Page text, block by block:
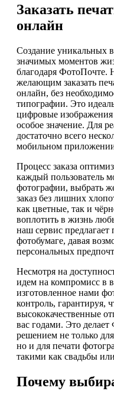
Заказать
онлайн
Создание уникальных
значимых моментов
благодаря ФотоПочте.
желающим заказать
онлайн, без
типографии. Это
цифровые
особое значение. Для
достаточно всего
мобильном
Процесс заказа
каждый пользователь
фотографии, выбрать
заказ без лишних
как цветные, так и
воплотить в жизнь
наш сервис предлагает
фотобумаге, давая
персональных
Несмотря на
идем на компромисс в
изготовленное нами
контроль, гарантируя,
высококачественные
вас годами. Это
решением не только
но и для печати
такими как свадьбы
Почему